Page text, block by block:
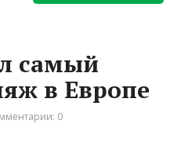
самый
в Европе
0